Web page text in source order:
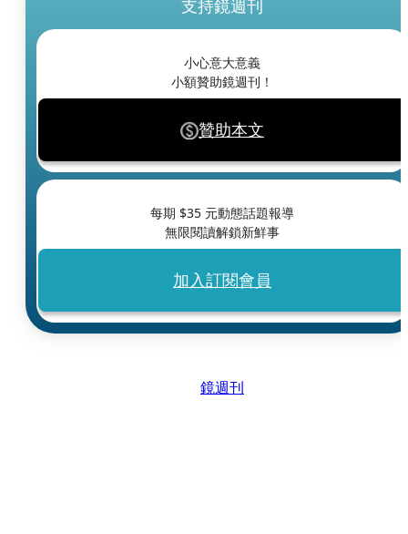
支持鏡週刊
小心意大意義
小額贊助鏡週刊！
贊助本文
每期 $35 元動態話題報導
無限閱讀解鎖新鮮事
加入訂閱會員
鏡週刊